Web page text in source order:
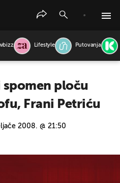
Lifestyle Putovanja
ploču
Frani Petriću
2008. @ 21:50